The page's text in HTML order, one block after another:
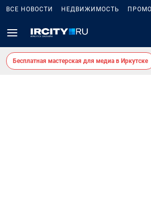
ВСЕ НОВОСТИ НЕДВИЖИМОСТЬ
Бесплатная мастерская для медиа в Иркутске